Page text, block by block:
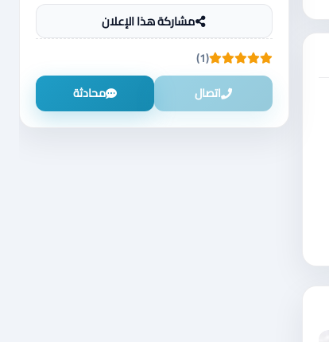
مشاركة هذا الإعلان
(1)
اتصال
محادثة